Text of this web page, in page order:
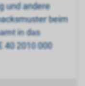
und andere
beim
in das
40 2010 000